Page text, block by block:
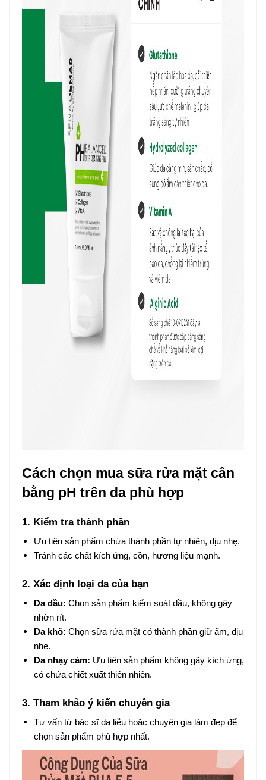
Cách chọn mua sữa rửa mặt cân
bằng pH trên da phù hợp
1. Kiểm tra thành phần
Ưu tiên sản phẩm chứa thành phần tự nhiên, dịu nhẹ.
Tránh các chất kích ứng, cồn, hương liệu mạnh.
2. Xác định loại da của bạn
Da dầu: Chọn sản phẩm kiểm soát dầu, không gây
nhờn rít.
Da khô: Chọn sữa rửa mặt có thành phần giữ ẩm, dịu
nhẹ.
Da nhạy cảm: Ưu tiên sản phẩm không gây kích ứng,
có chứa chiết xuất thiên nhiên.
3. Tham khảo ý kiến chuyên gia
Tư vấn từ bác sĩ da liễu hoặc chuyên gia làm đẹp để
chọn sản phẩm phù hợp nhất.